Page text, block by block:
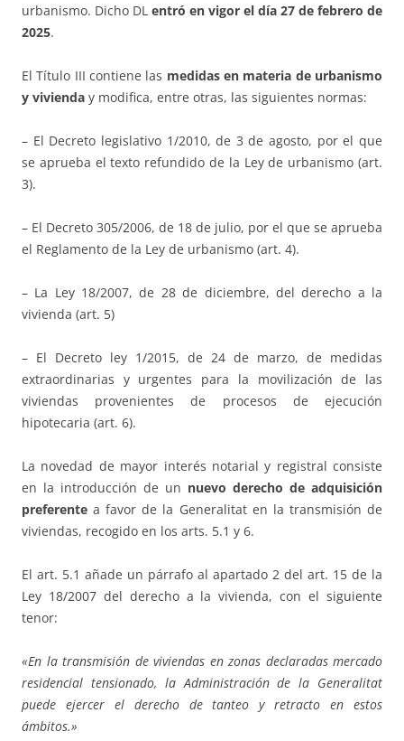
urbanismo. Dicho DL entró en vigor el día 27 de febrero de
2025.
El Título III contiene las medidas en materia de urbanismo
y vivienda y modifica, entre otras, las siguientes normas:
– El Decreto legislativo 1/2010, de 3 de agosto, por el que
se aprueba el texto refundido de la Ley de urbanismo (art.
3).
– El Decreto 305/2006, de 18 de julio, por el que se aprueba
el Reglamento de la Ley de urbanismo (art. 4).
– La Ley 18/2007, de 28 de diciembre, del derecho a la
vivienda (art. 5)
– El Decreto ley 1/2015, de 24 de marzo, de medidas
extraordinarias y urgentes para la movilización de las
viviendas provenientes de procesos de ejecución
hipotecaria (art. 6).
La novedad de mayor interés notarial y registral consiste
en la introducción de un nuevo derecho de adquisición
preferente a favor de la Generalitat en la transmisión de
viviendas, recogido en los arts. 5.1 y 6.
El art. 5.1 añade un párrafo al apartado 2 del art. 15 de la
Ley 18/2007 del derecho a la vivienda, con el siguiente
tenor:
«En la transmisión de viviendas en zonas declaradas mercado
residencial tensionado, la Administración de la Generalitat
puede ejercer el derecho de tanteo y retracto en estos
ámbitos.»